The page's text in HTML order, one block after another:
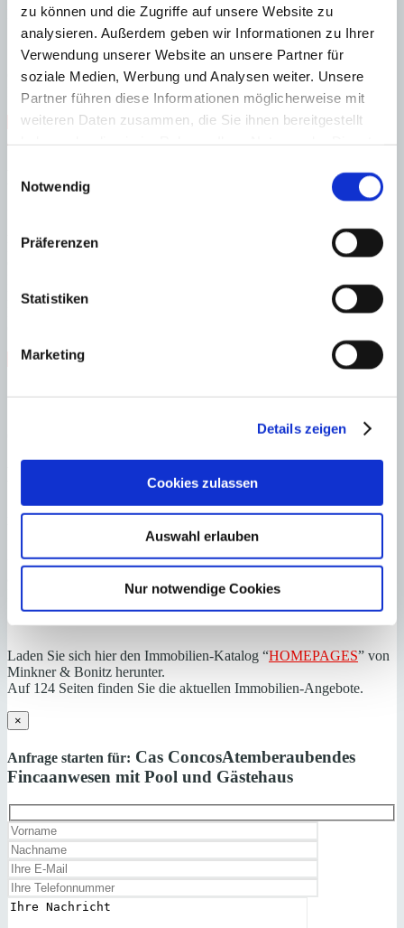
zu können und die Zugriffe auf unsere Website zu
analysieren. Außerdem geben wir Informationen zu Ihrer
Verwendung unserer Website an unsere Partner für
soziale Medien, Werbung und Analysen weiter. Unsere
Partner führen diese Informationen möglicherweise mit
weiteren Daten zusammen, die Sie ihnen bereitgestellt
Notwendig
Präferenzen
Statistiken
Marketing
Details zeigen
Cookies zulassen
Auswahl erlauben
Nur notwendige Cookies
Badezimmer und überdachte Terrasse
Zweites Obergeschoss: Turmzimmer – flexibel nutzbar
Gästehaus am Pool: Wohnzimmer, offene Küche, 1 Schlafzimmer, 1
Badezimmer
Offener Kamin
Gäste-WC renoviert
Swimmingpool
Energieeffizienz
Steuern beim Immobilienkauf auf Mallorca!
Zuständiges Büro
0034971163400
Haftungs- und Courtageklausel
Alle Angaben basieren auf Informationen und Daten, die uns vom
Verkäufer/Auftraggeber zur Verfügung gestellt wurden. Minkner &
Partner übernimmt keinerlei Garantie für Vollständigkeit, Richtigkeit
und Aktualität der Angaben und Legalität der Immobilie. Die
Nebenkosten wie Steuern, Notar-, Grundbuch- und Gestoriakosten.
Laden Sie sich hier den Immobilien-Katalog “HOMEPAGES” von
Minkner & Bonitz herunter.
Auf 124 Seiten finden Sie die aktuellen Immobilien-Angebote.
×
Anfrage starten für: Cas ConcosAtemberaubendes
Fincaanwesen mit Pool und Gästehaus